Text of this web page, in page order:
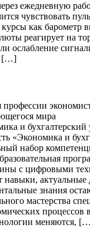
ежедневную
чувствовать
как барометр
реагирует на
ослабление
[…]
мира
и бухгалтерский
«Экономика и
набор
с цифровыми
актуальные
знания
мастерства
процессов
меняются,